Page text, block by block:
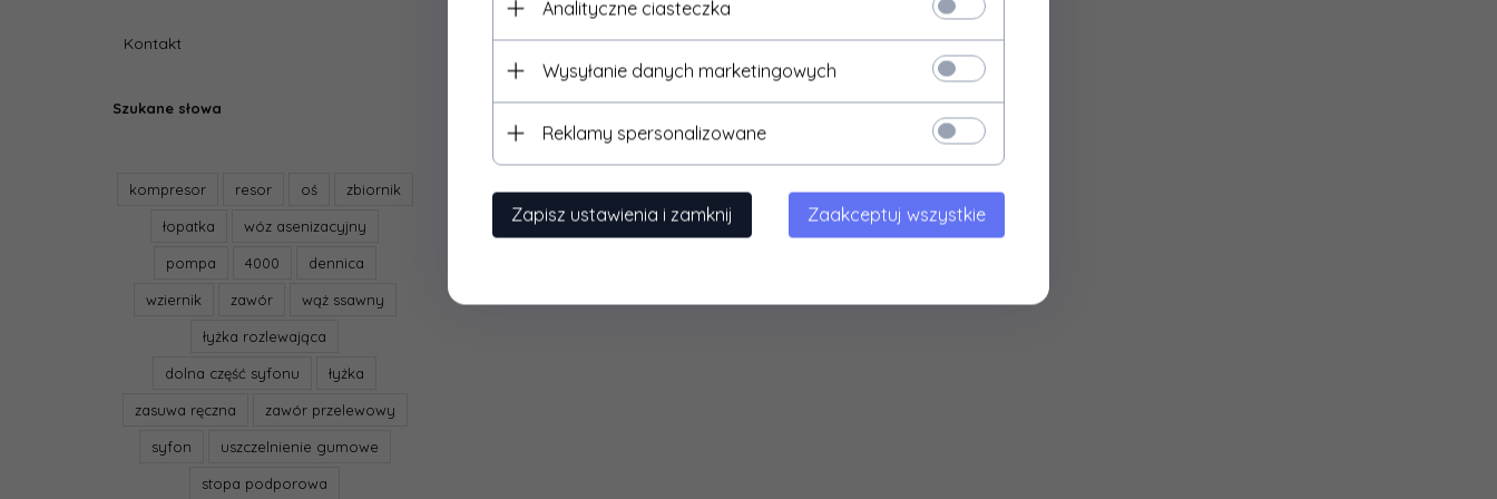
Kontakt
Szukane słowa
kompresor resor oś zbiornik
łopatka wóz asenizacyjny
pompa 4000 dennica
wziernik zawór wąż ssawny
łyżka rozlewająca
dolna część syfonu łyżka
zasuwa ręczna zawór przelewowy
syfon uszczelnienie gumowe
stopa podporowa
Analityczne ciasteczka
Wysyłanie danych marketingowych
Reklamy spersonalizowane
Zapisz ustawienia i zamknij Zaakceptuj wszystkie